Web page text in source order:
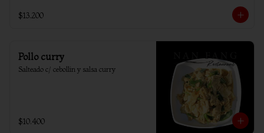
$13.200
Pollo curry
Salteado c/ cebollin y salsa curry
$10.400